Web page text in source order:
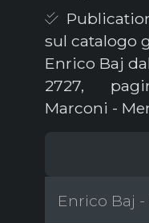
sul catalogo
Enrico Baj
2727,
Marconi -
Enrico Baj